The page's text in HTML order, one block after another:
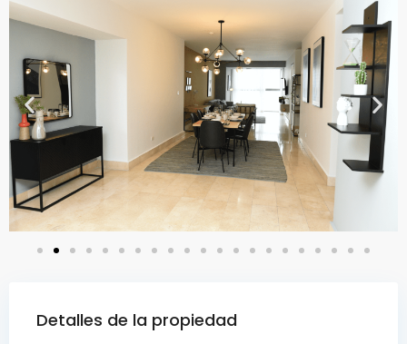
Detalles de la propiedad